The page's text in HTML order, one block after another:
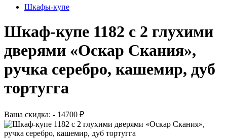
Шкафы-купе
Шкаф-купе 1182 с 2 глухими
дверями «Оскар Скания»,
ручка серебро, кашемир, дуб
тортугга
Ваша скидка: - 14700 ₽